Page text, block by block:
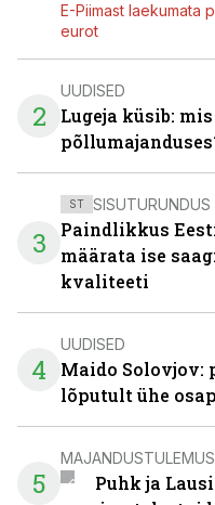
E-Piimast laekumata
eurot
2
UUDISED
Lugeja küsib:
3
ST SISUTURUNDUS
Paindlikkus
määrata ise
kvaliteeti
4
UUDISED
Maido Solovjov:
lõputult ühe
5
Puhk ja